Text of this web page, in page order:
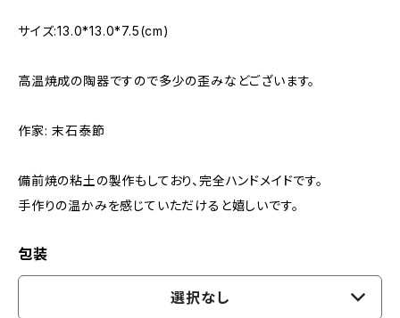
サイズ:13.0*13.0*7.5(cm)
高温焼成の陶器ですので多少の歪みなどございます。
作家: 末石泰節
備前焼の粘土の製作もしており、完全ハンドメイドです。
手作りの温かみを感じていただけると嬉しいです。
包装
選択なし